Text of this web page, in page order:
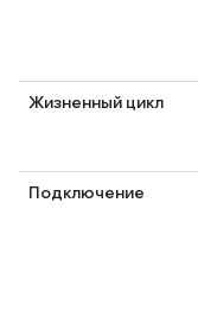
Жизненный цикл
Подключение